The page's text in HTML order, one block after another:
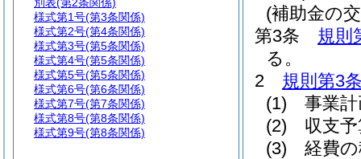
(補助金の
第3条
規則
る。
2
規則第3
(1)
事業
(2)
収支
(3)
経費
様式第1号(第3条関係)
様式第2号(第4条関係)
様式第3号(第5条関係)
様式第4号(第5条関係)
様式第5号(第5条関係)
様式第6号(第6条関係)
様式第7号(第7条関係)
様式第8号(第8条関係)
様式第9号(第8条関係)